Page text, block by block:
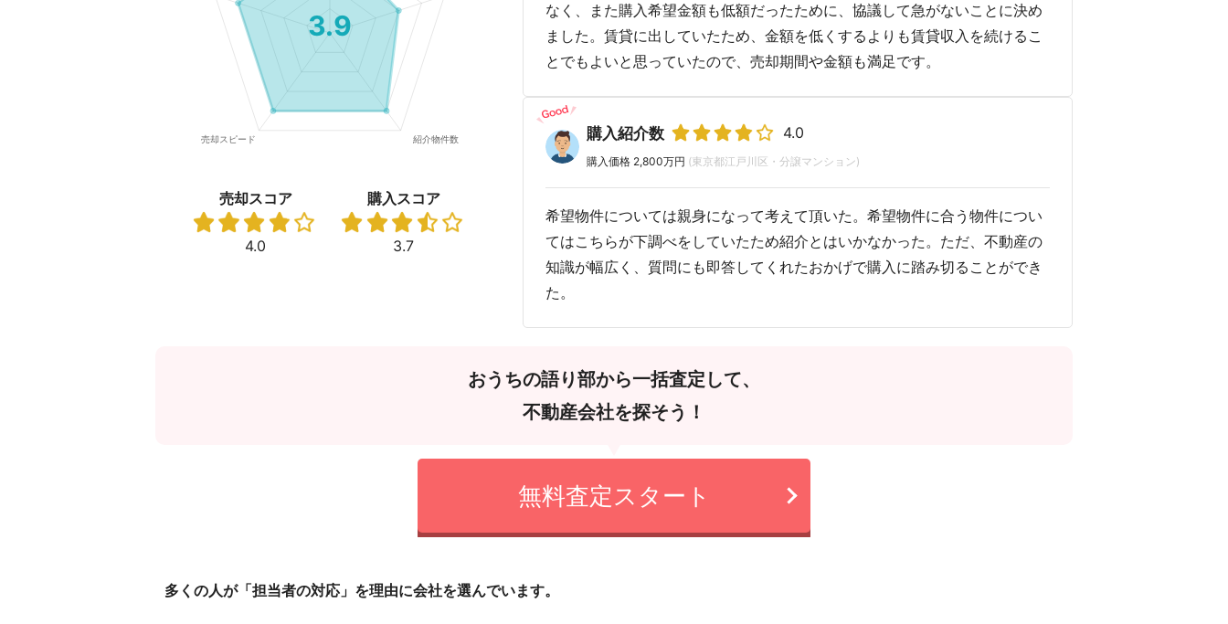
3.9
売却スコア
4.0
購入スコア
3.7
なく、また購入希望金額も低額だったために、協議して急がないことに決め
ました。賃貸に出していたため、金額を低くするよりも賃貸収入を続けるこ
とでもよいと思っていたので、売却期間や金額も満足です。
購入紹介数 4.0
購入価格 2,800万円 (東京都江戸川区・分譲マンション)
希望物件については親身になって考えて頂いた。希望物件に合う物件につい
てはこちらが下調べをしていたため紹介とはいかなかった。ただ、不動産の
知識が幅広く、質問にも即答してくれたおかげで購入に踏み切ることができ
た。
おうちの語り部から一括査定して、
不動産会社を探そう！
無料査定スタート
多くの人が「担当者の対応」を理由に会社を選んでいます。